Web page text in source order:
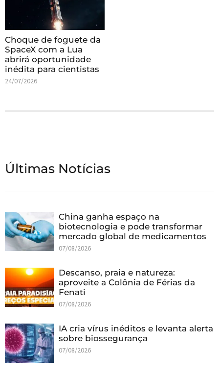
Choque de foguete da
SpaceX com a Lua
abrirá oportunidade
inédita para cientistas
24/07/2026
Últimas Notícias
China ganha espaço na
biotecnologia e pode transformar
mercado global de medicamentos
07/08/2026
Descanso, praia e natureza:
aproveite a Colônia de Férias da
Fenati
07/08/2026
IA cria vírus inéditos e levanta alerta
sobre biossegurança
07/08/2026